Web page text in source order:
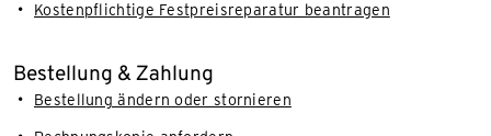
Kostenpflichtige Festpreisreparatur beantragen
Bestellung & Zahlung
Bestellung ändern oder stornieren